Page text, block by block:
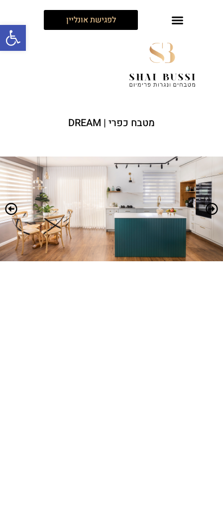
לפגישת אונליין
מטבח כפרי | DREAM